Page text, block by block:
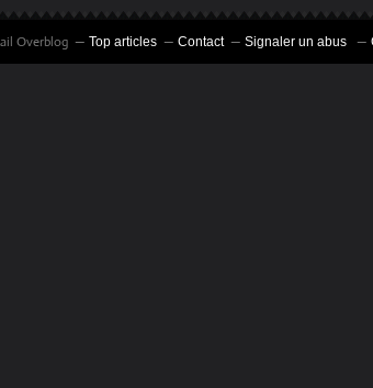
Overblog Top articles Contact Signaler un abus